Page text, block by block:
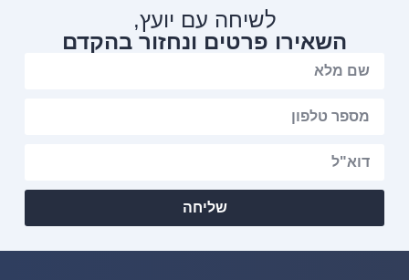
לשיחה עם יועץ,
השאירו פרטים ונחזור בהקדם
שליחה